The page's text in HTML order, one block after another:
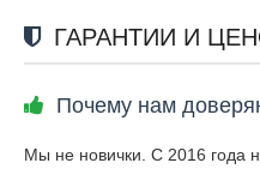
ГАРАНТИИ И
Почему нам
Мы не новички. С 2016 года